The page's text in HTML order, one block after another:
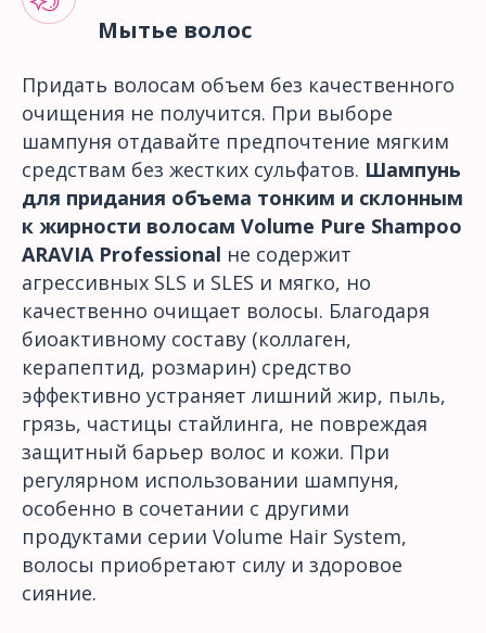
Мытье волос
Придать волосам объем без качественного
очищения не получится. При выборе
шампуня отдавайте предпочтение мягким
средствам без жестких сульфатов. Шампунь
для придания объема тонким и склонным
к жирности волосам Volume Pure Shampoo
ARAVIA Professional не содержит
агрессивных SLS и SLES и мягко, но
качественно очищает волосы. Благодаря
биоактивному составу (коллаген,
керапептид, розмарин) средство
эффективно устраняет лишний жир, пыль,
грязь, частицы стайлинга, не повреждая
защитный барьер волос и кожи. При
регулярном использовании шампуня,
особенно в сочетании с другими
продуктами серии Volume Hair System,
волосы приобретают силу и здоровое
сияние.